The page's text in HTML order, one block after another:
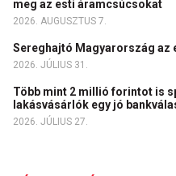
meg az esti áramcsúcsokat
2026. AUGUSZTUS 7.
Sereghajtó Magyarország az
2026. JÚLIUS 31.
Több mint 2 millió forintot is
lakásvásárlók egy jó
2026. JÚLIUS 27.